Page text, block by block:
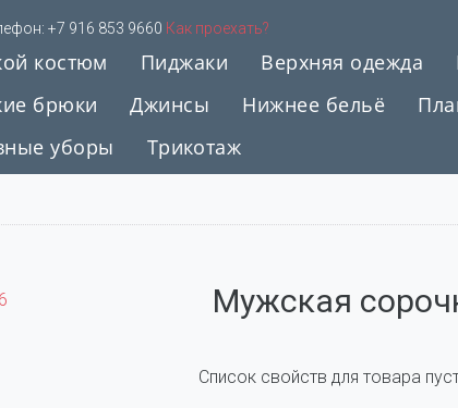
+7 916 853 9660 Как проехать?
костюм Пиджаки Верхняя одежда
брюки
Джинсы Нижнее бельё
уборы Трикотаж
Мужская
Список свойств для товара